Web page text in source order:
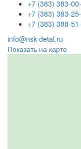
+7 (383) 383-
+7 (383) 383-
+7 (383) 388-
info@nsk-detal.ru
Показать на карте